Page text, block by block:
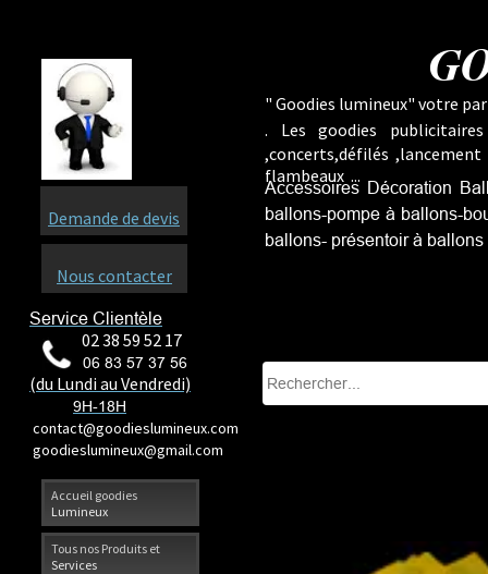
Accueil goodies
Lumineux
Tous nos Produits et
Services
Service Clientèle
02 38 59 52 17
06 83 57 37 56
(du Lundi au Vendredi)
9H-18H
contact@goodieslumineux.com
goodieslumineux@gmail.com
Demande de devis
Nous contacter
" Goodies lumineux" votre
. Les goodies
,concerts,défilés
flambeaux ...
Accessoires Décoration
ballons-pompe à ballons-
ballons- présentoir à ballons